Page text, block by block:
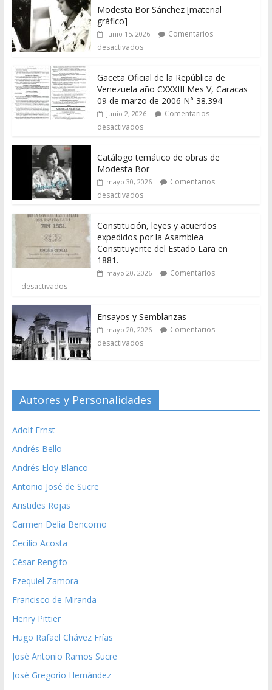
Modesta Bor Sánchez [material
gráfico]
junio 15, 2026
Comentarios
desactivados
Gaceta Oficial de la República de
Venezuela año CXXXIII Mes V, Caracas
09 de marzo de 2006 N° 38.394
junio 2, 2026
Comentarios
desactivados
Catálogo temático de obras de
Modesta Bor
mayo 30, 2026
Comentarios
desactivados
Constitución, leyes y acuerdos
expedidos por la Asamblea
Constituyente del Estado Lara en
1881.
mayo 20, 2026
Comentarios
desactivados
Ensayos y Semblanzas
mayo 20, 2026
Comentarios
desactivados
Autores y Personalidades
Adolf Ernst
Andrés Bello
Andrés Eloy Blanco
Antonio José de Sucre
Aristides Rojas
Carmen Delia Bencomo
Cecilio Acosta
César Rengifo
Ezequiel Zamora
Francisco de Miranda
Henry Pittier
Hugo Rafael Chávez Frías
José Antonio Ramos Sucre
José Gregorio Hernández